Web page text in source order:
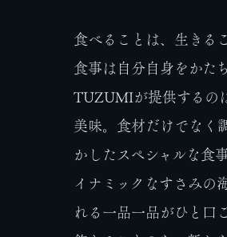
食べることは、生きる
食事は自分自身をかた
TUZUMIが提供するの
美味。食材だけでなく
かしたスペシャルな食
イナミックなすさみの
れる一品一品がひと口